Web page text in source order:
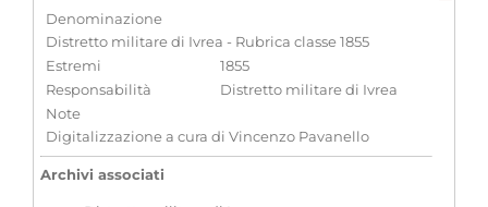
Denominazione
Distretto militare di Ivrea - Rubrica classe 1855
Estremi
1855
Responsabilità
Distretto militare di Ivrea
Note
Digitalizzazione a cura di Vincenzo Pavanello
Archivi associati